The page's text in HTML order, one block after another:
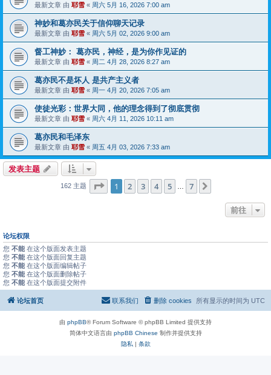
最新文章 由 耶雪 « 周六 5月 16, 2026 7:00 am
神妙和葛亦民关于信仰聊天记录
最新文章 由 耶雪 « 周六 5月 02, 2026 9:00 am
督工神妙： 葛亦民，神经，是为你作见证的
最新文章 由 耶雪 « 周二 4月 28, 2026 8:27 am
葛亦民不是坏人 是共产主义者
最新文章 由 耶雪 « 周一 4月 20, 2026 7:05 am
使徒光彩：世界大同，他的理念得到了彻底贯彻
最新文章 由 耶雪 « 周六 4月 11, 2026 10:11 am
葛亦民和毛泽东
最新文章 由 耶雪 « 周五 4月 03, 2026 7:33 am
发表主题
162 主题 分页：1 7
1 2 3 4 5 7
前往
论坛权限
您 不能 在这个版面发表主题
您 不能 在这个版面回复主题
您 不能 在这个版面编辑帖子
您 不能 在这个版面删除帖子
您 不能 在这个版面提交附件
论坛首页 所有显示的时间为 UTC
删除 cookies
联系我们
由 phpBB® Forum Software © phpBB Limited 提供支持
简体中文语言由 phpBB Chinese 制作并提供支持
隐私 | 条款